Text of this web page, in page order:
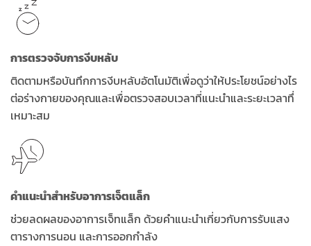
การตรวจจับการงีบหลับ
ติดตามหรือบันทึกการงีบหลับอัตโนมัติเพื่อดูว่าให้ประโยชน์อย่างไร
ต่อร่างกายของคุณและเพื่อตรวจสอบเวลาที่แนะนำและระยะเวลาทึ่
เหมาะสม
คำแนะนำสำหรับอาการเจ็ตแล็ก
ช่วยลดผลของอาการเจ็ทแล็ก ด้วยคำแนะนำเกี่ยวกับการรับแสง
ตารางการนอน และการออกกำลัง